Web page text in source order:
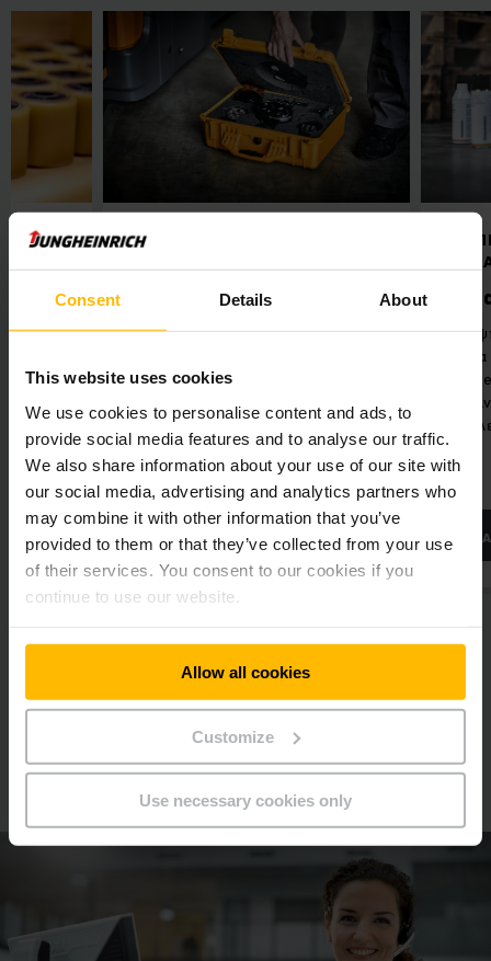
Consent Details About
This website uses cookies
We use cookies to personalise content and ads, to
provide social media features and to analyse our traffic.
We also share information about your use of our site with
our social media, advertising and analytics partners who
may combine it with other information that you’ve
provided to them or that they’ve collected from your use
of their services. You consent to our cookies if you
continue to use our website.
Allow all cookies
Customize
Use necessary cookies only
ΑΝΤΑΛΛΑΚΤΙΚΑ ΥΨΗΛΗΣ
Ανταλλακτικά
ανταλλακτικών Jungheinrich Parts
Online θα βρείτε μεγάλη ποικιλία
ανταλλακτικών υψηλής ποιότητας
για περονοφόρα ανυψωτικά
μηχανήματα.
ΜΆΘΕΤΕ ΠΕΡΙΣΣΌΤΕΡΑ
Τα
σας
όπως
Θα χαρούμε να σας συμβουλέψουμε
Κλείστε ένα ραντεβού τώρα!